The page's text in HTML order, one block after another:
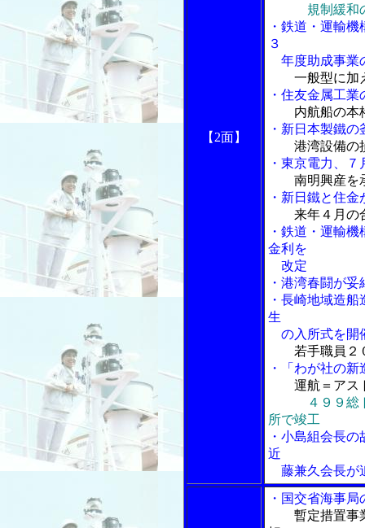
【2面】
規制緩和
・鉄道・運輸
３
年度助成事業
一般型に加
・住友金属工
内航船の本
・新日本製鐵
港湾設備の
・東京電力、
南明興産を
・新日鐵と住
来年４月の
・鉄道・運輸
金利を
改定
・港湾春闘が
・長崎地域造
生
の入所式を開
若手職員２
・「わが社の新
運航＝アス
４９９総
所で竣工
・小島組会長
近
藤兼久会長が
・国交省海事
暫定措置事